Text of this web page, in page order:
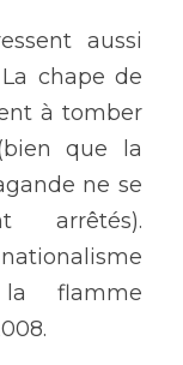
aussi
chape de
à tomber
que la
ne se
arrêtés).
flamme